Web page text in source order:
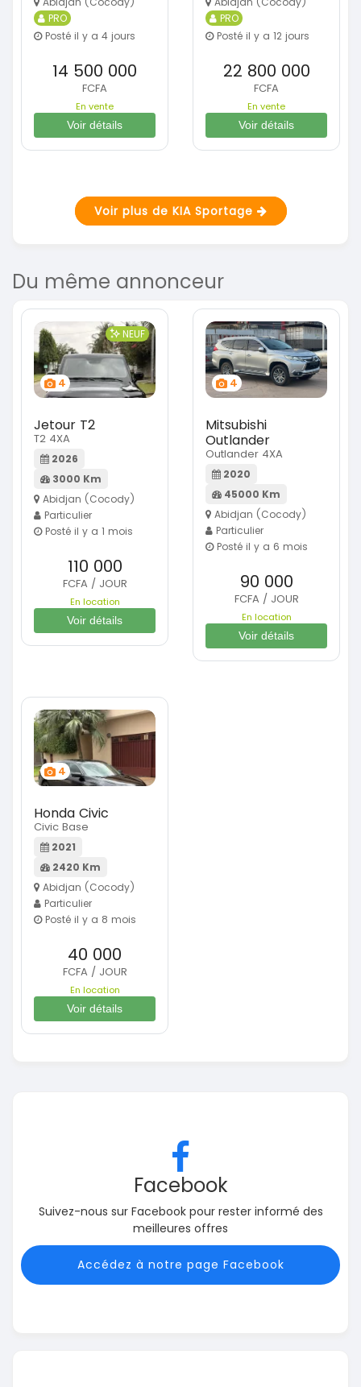
PRO
Posté il y a 4 jours
14 500 000
FCFA
En vente
Voir détails
PRO
Posté il y a 12 jours
22 800 000
FCFA
En vente
Voir détails
Voir plus de KIA Sportage
Du même annonceur
4
NEUF
Jetour T2
T2 4XA
2026
3000 Km
Abidjan (Cocody)
Particulier
Posté il y a 1 mois
110 000
FCFA / JOUR
En location
Voir détails
4
Mitsubishi
Outlander
Outlander 4XA
2020
45000 Km
Abidjan (Cocody)
Particulier
Posté il y a 6 mois
90 000
FCFA / JOUR
En location
Voir détails
4
Honda Civic
Civic Base
2021
2420 Km
Abidjan (Cocody)
Particulier
Posté il y a 8 mois
40 000
FCFA / JOUR
En location
Voir détails
Facebook
Suivez-nous sur Facebook pour rester informé des
meilleures offres
Accédez à notre page Facebook